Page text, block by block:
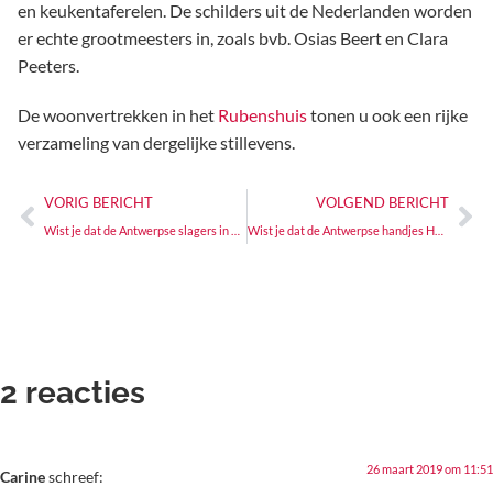
en keukentaferelen. De schilders uit de Nederlanden worden
er echte grootmeesters in, zoals bvb. Osias Beert en Clara
Peeters.
De woonvertrekken in het Rubenshuistonen u ook een rijke
verzameling van dergelijke stillevens.
VORIG BERICHT VOLGEND BERICHT
Wist je dat de Antwerpse handjes Hollandse roots hebben?
2 reacties
Carineschreef: 26 maart 2019 om 11:51